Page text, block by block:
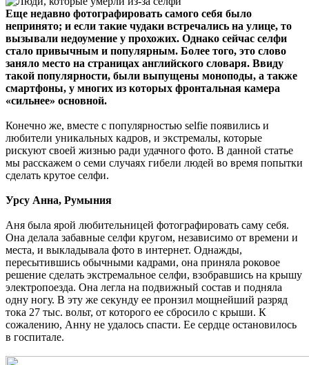
Еще недавно фотографировать самого себя было
непринято; и если такие чудаки встречались на улице, то
вызывали недоумение у прохожих. Однако сейчас селфи
стало привычным и популярным. Более того, это слово
заняло место на страницах английского словаря. Ввиду
такой популярности, были выпущены моноподы, а также
смартфоны, у многих из которых фронтальная камера
«сильнее» основной.
Конечно же, вместе с популярностью selfie появились и
любители уникальных кадров, и экстремалы, которые
рискуют своей жизнью ради удачного фото. В данной статье
мы расскажем о семи случаях гибели людей во время попытки
сделать крутое селфи.
Урсу Анна, Румыния
Аня была ярой любительницей фотографировать саму себя.
Она делала забавные селфи кругом, независимо от времени и
места, и выкладывала фото в интернет. Однажды,
пересытившись обычными кадрами, она приняла роковое
решение сделать экстремальное селфи, взобравшись на крышу
электропоезда. Она легла на подвижный состав и подняла
одну ногу. В эту же секунду ее пронзил мощнейший разряд
тока 27 тыс. вольт, от которого ее сбросило с крыши. К
сожалению, Анну не удалось спасти. Ее сердце остановилось
в госпитале.